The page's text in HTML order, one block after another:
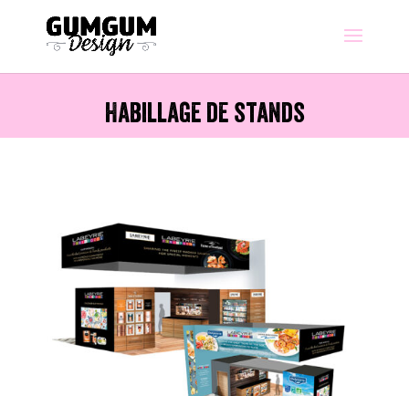
Habillage de stands